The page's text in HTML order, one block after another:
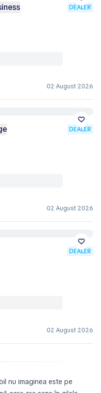
DEALER
02 August 2026
DEALER
02 August 2026
DEALER
02 August 2026
nu imaginea este pe